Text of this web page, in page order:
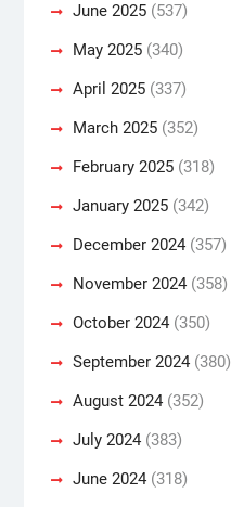
June 2025(537)
May 2025(340)
April 2025(337)
March 2025(352)
February 2025(318)
January 2025(342)
December 2024(357)
November 2024(358)
October 2024(350)
September 2024(380)
August 2024(352)
July 2024(383)
June 2024(318)